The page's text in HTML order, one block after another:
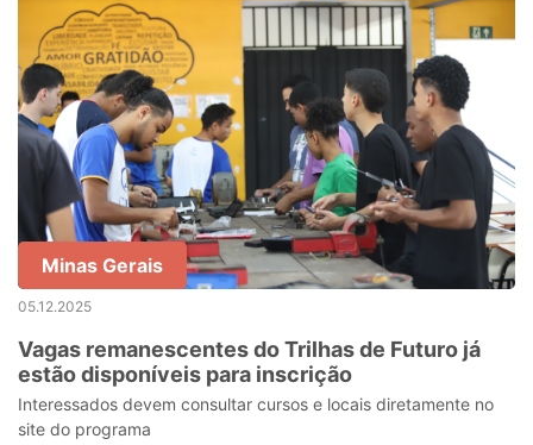
Minas Gerais
05.12.2025
Vagas remanescentes do Trilhas de Futuro já
estão disponíveis para inscrição
Interessados devem consultar cursos e locais diretamente no
site do programa